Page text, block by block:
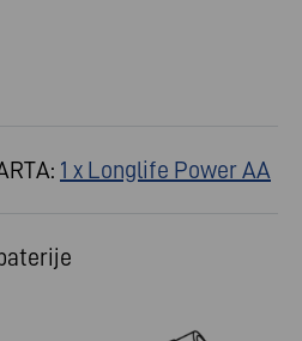
1 x Longlife Power AA